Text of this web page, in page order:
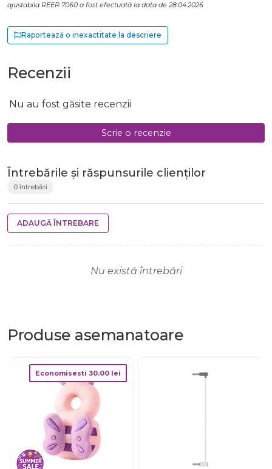
ajustabila REER 7060 a fost efectuată la data de 28.04.2026
Raportează o inexactitate la descriere
Recenzii
Nu au fost găsite recenzii
Scrie o recenzie
Întrebările și răspunsurile clienților
0 întrebări
ADAUGĂ ÎNTREBARE
Nu există întrebări
Produse asemanatoare
Economisesti 30.00 lei